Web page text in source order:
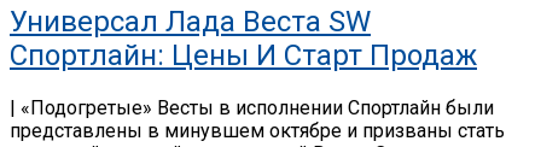
Универсал Лада Веста SW
Спортлайн: Цены И Старт Продаж
| «Подогретые» Весты в исполнении Спортлайн были
представлены в минувшем октябре и призваны стать